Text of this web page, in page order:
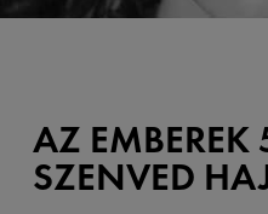
AZ
SZENVED